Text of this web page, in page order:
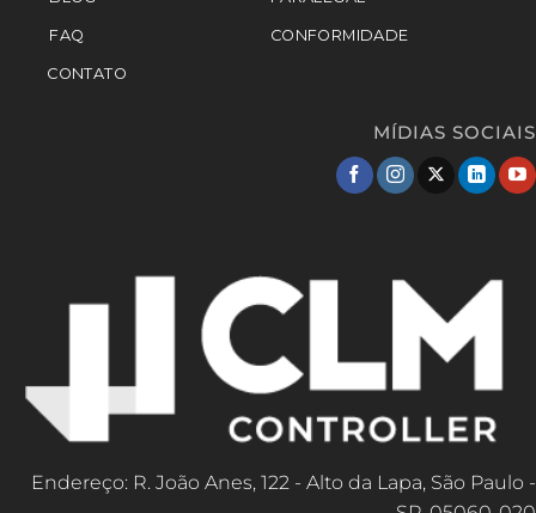
FAQ
CONTATO
CONFORMIDADE
MÍDIAS SOCIAIS
Endereço: R. João Anes, 122 - Alto da Lapa, São Paulo -